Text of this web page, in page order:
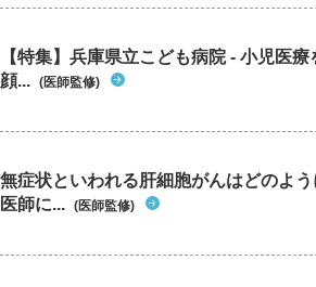
【特集】兵庫県立こども病院 - 小児医
顔... (医師監修)
無症状といわれる肝細胞がんはどのよ
医師に... (医師監修)